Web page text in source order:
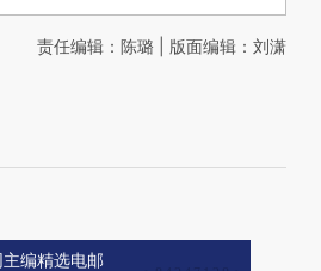
责任编辑：陈璐 | 版面编辑：刘潇
编精选电邮